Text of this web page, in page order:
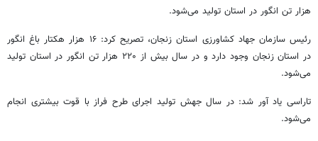
هزار تن انگور در استان تولید می‌شود.
رئیس سازمان جهاد کشاورزی استان زنجان، تصریح کرد: ۱۶ هزار هکتار باغ انگور
در استان زنجان وجود دارد و در سال بیش از ۲۲۰ هزار تن انگور در استان تولید
می‌شود.
تاراسی یاد آور شد: در سال جهش تولید اجرای طرح فراز با قوت بیشتری انجام
می‌شود.